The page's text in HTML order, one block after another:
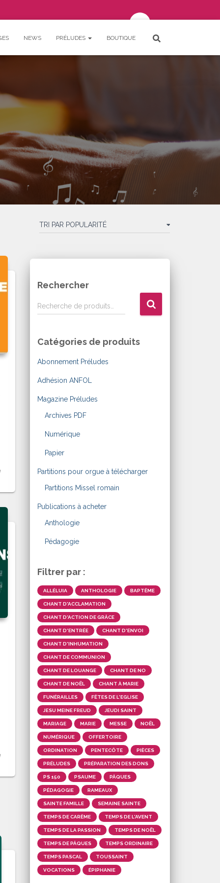
NEWS PRÉLUDES BOUTIQUE
Rechercher
R
e
e
h
p
Recherche de produits…
Catégories de produits
Abonnement Préludes
Adhésion ANFOL
Magazine Préludes
Archives PDF
Numérique
Papier
Partitions pour orgue à télécharger
Partitions Missel romain
Publications à acheter
Anthologie
Pédagogie
Filtrer par :
ALLÉLUIA ANTHOLOGIE BAPTÊME
CHANT D'ACCLAMATION
CHANT D'ACTION DE GRÂCE
CHANT D'ENTRÉE CHANT D'ENVOI
CHANT D'INHUMATION
CHANT DE COMMUNION
CHANT DE LOUANGE CHANT DE NO
CHANT DE NOËL CHANT À MARIE
FUNÉRAILLES FÊTES DE L'EGLISE
JESU MEINE FREUD JEUDI SAINT
MARIAGE MARIE MESSE NOËL
NUMÉRIQUE OFFERTOIRE
ORDINATION PENTECÔTE PIÈCES
PRÉLUDES PRÉPARATION DES DONS
PS 150 PSAUME PÂQUES
PÉDAGOGIE RAMEAUX
SAINTE FAMILLE SEMAINE SAINTE
TEMPS DE CARÊME TEMPS DE L'AVENT
TEMPS DE LA PASSION TEMPS DE NOËL
TEMPS DE PÂQUES TEMPS ORDINAIRE
TEMPS PASCAL TOUSSAINT
VOCATIONS ÉPIPHANIE